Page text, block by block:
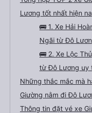
Lương tốt nhất hiện
🚌 1. Xe Hải
Ngãi từ Đô
🚌 2. Xe Lộc
từ Đô Lương uy
Những thắc mắc mà
Giường nằm đi Đô
Thông tin đặt vé xe